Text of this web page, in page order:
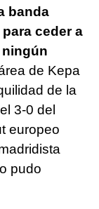
banda
ceder a
de Kepa
de la
3-0 del
europeo
pudo